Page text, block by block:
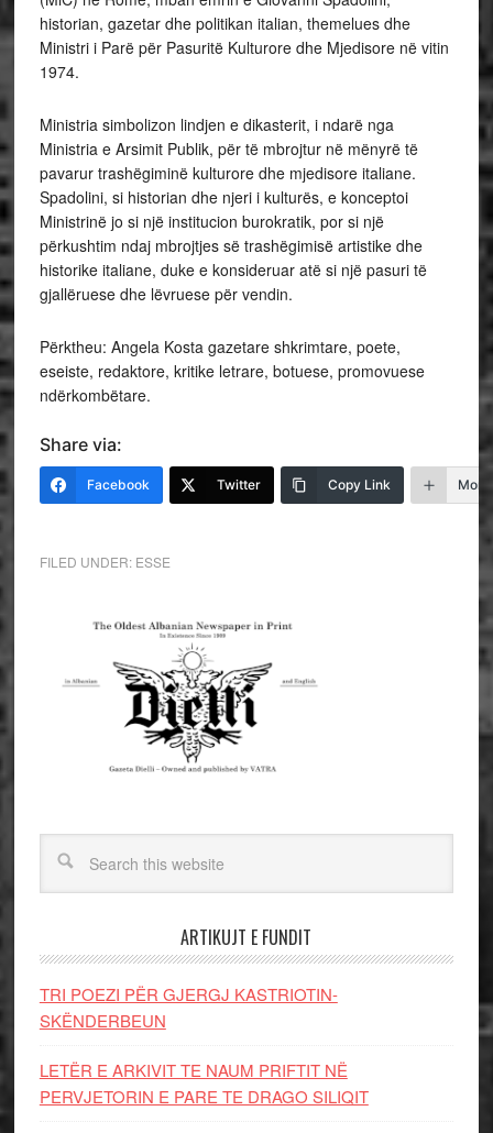
historian, gazetar dhe politikan italian, themelues dhe
Ministri i Parë për Pasuritë Kulturore dhe Mjedisore në vitin
1974.
Ministria simbolizon lindjen e dikasterit, i ndarë nga
Ministria e Arsimit Publik, për të mbrojtur në mënyrë të
pavarur trashëgiminë kulturore dhe mjedisore italiane.
Spadolini, si historian dhe njeri i kulturës, e konceptoi
Ministrinë jo si një institucion burokratik, por si një
përkushtim ndaj mbrojtjes së trashëgimisë artistike dhe
historike italiane, duke e konsideruar atë si një pasuri të
gjallëruese dhe lëvruese për vendin.
Përktheu: Angela Kosta gazetare shkrimtare, poete,
eseiste, redaktore, kritike letrare, botuese, promovuese
ndërkombëtare.
Share via:
Facebook Twitter Copy Link More
FILED UNDER: ESSE
ARTIKUJT E FUNDIT
TRI POEZI PËR GJERGJ KASTRIOTIN-
SKËNDERBEUN
LETËR E ARKIVIT TE NAUM PRIFTIT NË
PERVJETORIN E PARE TE DRAGO SILIQIT